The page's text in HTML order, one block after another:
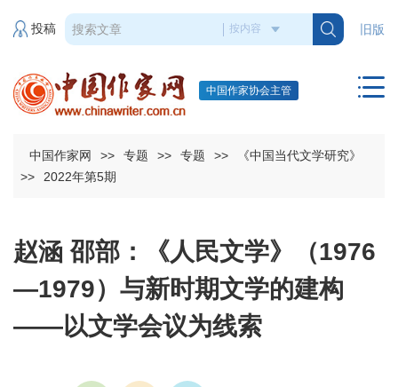
旧版
投稿
中国作家协会主管
中国作家网 >> 专题 >> 专题 >>
《中国当代文学研究》
>>
2022年第5期
赵涵 邵部：《人民文学》（1976
—1979）与新时期文学的建构
——以文学会议为线索